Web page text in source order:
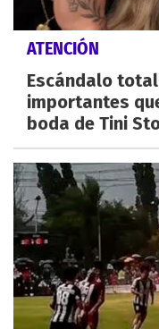
ATENCIÓN
Escándalo
importantes
boda de Tini